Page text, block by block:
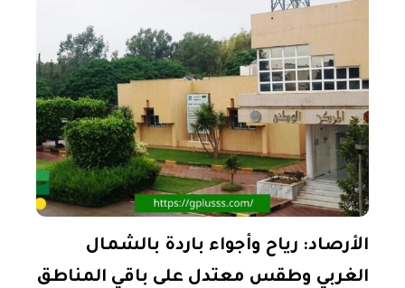
الأرصاد: رياح وأجواء باردة بالشمال
الغربي وطقس معتدل على باقي المناطق